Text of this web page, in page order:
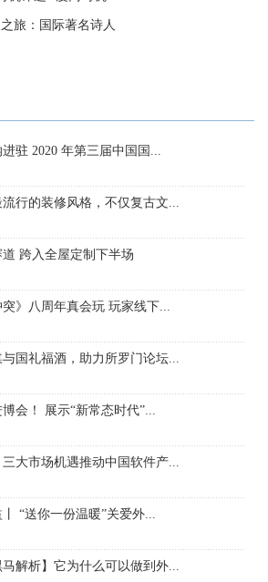
旅：国际著名诗人
驻 2020 年第三届中国国...
流行的装修风格，不仅复古文...
道 跨入全屋定制下半场
突》八周年真会玩 玩家线下...
与国礼福酒，助力所罗门论坛...
会！ 展示“新常态时代”...
大市场机遇推动中国软件产...
“送你一份温暖”关爱外...
马解析】它为什么可以做到外...